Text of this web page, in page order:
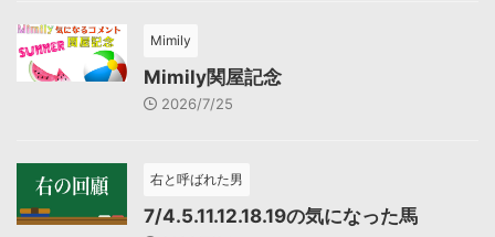
Mimily
Mimily関屋記念
2026/7/25
右と呼ばれた男
7/4.5.11.12.18.19の気になった馬